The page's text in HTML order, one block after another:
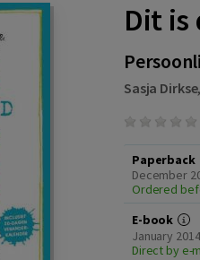
Dit is
Sasja Dirkse
Paperback
December
Ordered
E-book
January
Direct by e-